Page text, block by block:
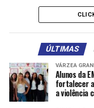
participação no VBP
aumento expressivo
com a previsão de
é de alta do VBP da
O milho, segunda
agricultura (15,6%),
produção (5,46%) e
isso, o VBP do cereal
ÚLTIMAS
VÁRZEA
Alunos da
fortalecer
a violência